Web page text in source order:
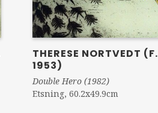
THERESE NORTVEDT (F.
1953)
Double Hero (1982)
Etsning, 60.2x49.9cm